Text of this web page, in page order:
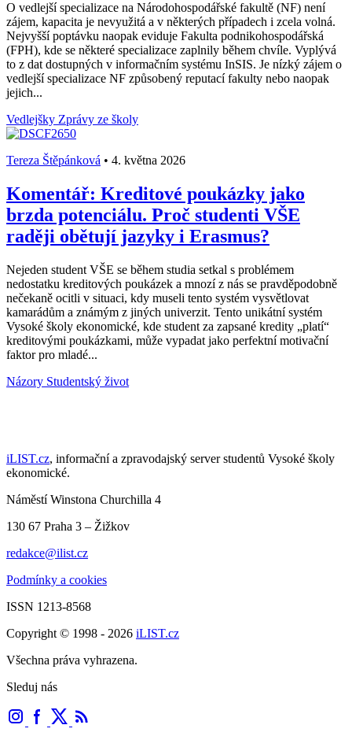
O vedlejší specializace na Národohospodářské fakultě (NF) není
zájem, kapacita je nevyužitá a v některých případech i zcela volná.
Nejvyšší poptávku naopak eviduje Fakulta podnikohospodářská
(FPH), kde se některé specializace zaplnily během chvíle. Vyplývá
to z dat dostupných v informačním systému InSIS. Je nízký zájem o
vedlejší specializace NF způsobený reputací fakulty nebo naopak
jejich...
Vedlejšky Zprávy ze školy
Tereza Štěpánková • 4. května 2026
Komentář: Kreditové poukázky jako
brzda potenciálu. Proč studenti VŠE
raději obětují jazyky i Erasmus?
Nejeden student VŠE se během studia setkal s problémem
nedostatku kreditových poukázek a mnozí z nás se pravděpodobně
nečekaně ocitli v situaci, kdy museli tento systém vysvětlovat
kamarádům a známým z jiných univerzit. Tento unikátní systém
Vysoké školy ekonomické, kde student za zapsané kredity „platí“
kreditovými poukázkami, může vypadat jako perfektní motivační
faktor pro mladé...
Názory Studentský život
iLIST.cz, informační a zpravodajský server studentů Vysoké školy
ekonomické.
Náměstí Winstona Churchilla 4
130 67 Praha 3 – Žižkov
redakce@ilist.cz
Podmínky a cookies
ISSN 1213-8568
Copyright © 1998 - 2026 iLIST.cz
Všechna práva vyhrazena.
Sleduj nás